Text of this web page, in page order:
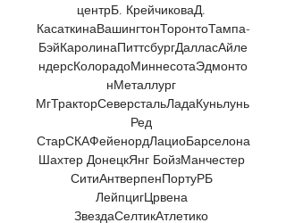
центрБ. КрейчиковаД.
КасаткинаВашингтонТоронтоТампа-
БэйКаролинаПиттсбургДалласАйле
ндерсКолорадоМиннесотаЭдмонто
нМеталлург
МгТракторСеверстальЛадаКуньлунь
Ред
СтарСКАФейенордЛациоБарселона
Шахтер ДонецкЯнг БойзМанчестер
СитиАнтверпенПортуРБ
ЛейпцигЦрвена
ЗвездаСелтикАтлетико